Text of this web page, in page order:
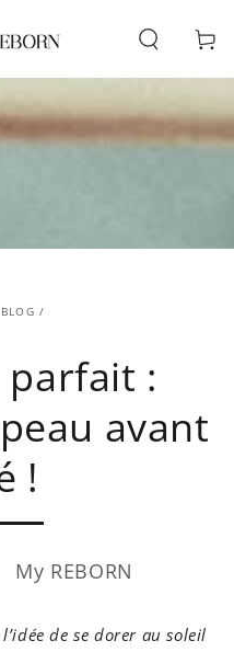
Panier
BLOG /
parfait :
avant
!
My REBORN
de se dorer au soleil